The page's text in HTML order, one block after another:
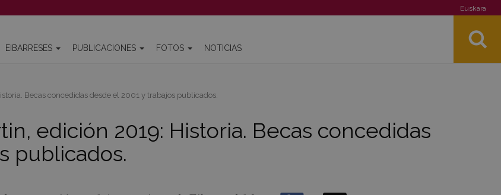
Euskara
EIBARRESES PUBLICACIONES FOTOS NOTICIAS
Becas concedidas desde el 2001 y trabajos publicados.
edición 2019: Historia. Becas concedidas
publicados.